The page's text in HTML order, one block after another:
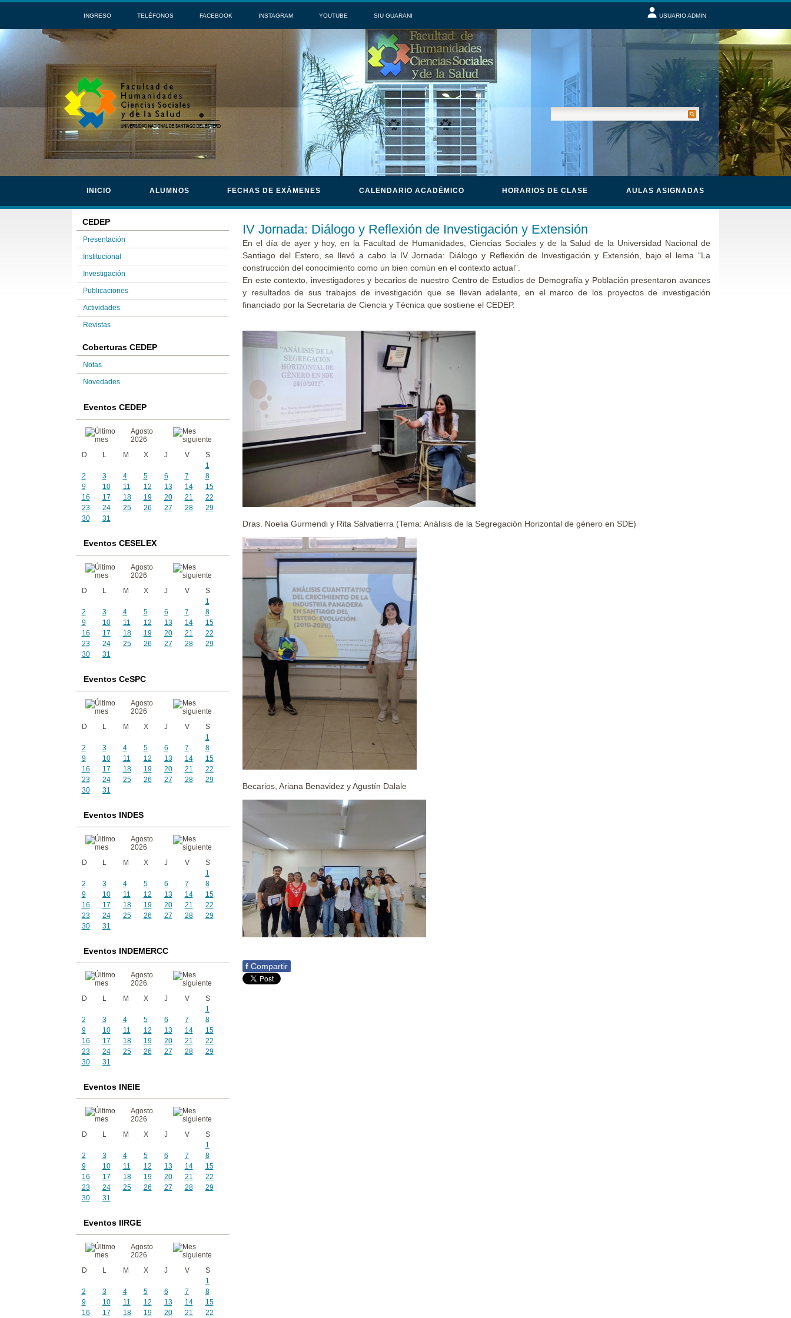
INGRESO TELÉFONOS FACEBOOK INSTAGRAM YOUTUBE SIU GUARANI USUARIO ADMIN
INICIO ALUMNOS FECHAS DE EXÁMENES CALENDARIO ACADÉMICO HORARIOS DE CLASE AULAS ASIGNADAS
CEDEP
Presentación
Institucional
Investigación
Publicaciones
Actividades
Revistas
Coberturas CEDEP
Notas
Novedades
Eventos CEDEP
Agosto
2026
D
L M X J V
S
1
2
3 4 5 6 7
8
9
10 11 12 13 14
15
16
17 18 19 20 21
22
23
24 25 26 27 28
29
30
31
Eventos CESELEX
Agosto
2026
D
L M X J V
S
1
2
3 4 5 6 7
8
9
10 11 12 13 14
15
16
17 18 19 20 21
22
23
24 25 26 27 28
29
30
31
Eventos CeSPC
Agosto
2026
D
L M X J V
S
1
2
3 4 5 6 7
8
9
10 11 12 13 14
15
16
17 18 19 20 21
22
23
24 25 26 27 28
29
30
31
Eventos INDES
Agosto
2026
D
L M X J V
S
1
2
3 4 5 6 7
8
9
10 11 12 13 14
15
16
17 18 19 20 21
22
23
24 25 26 27 28
29
30
31
Eventos INDEMERCC
Agosto
2026
D
L M X J V
S
1
2
3 4 5 6 7
8
9
10 11 12 13 14
15
16
17 18 19 20 21
22
23
24 25 26 27 28
29
30
31
Eventos INEIE
Agosto
2026
D
L M X J V
S
1
2
3 4 5 6 7
8
9
10 11 12 13 14
15
16
17 18 19 20 21
22
23
24 25 26 27 28
29
30
31
Eventos IIRGE
Agosto
2026
D
L M X J V
S
1
2
3 4 5 6 7
8
9
10 11 12 13 14
15
16
17 18 19 20 21 22
IV Jornada: Diálogo y Reflexión de Investigación y Extensión
En el día de ayer y hoy, en la Facultad de Humanidades, Ciencias Sociales y de la Salud de la Universidad Nacional de
Santiago del Estero, se llevó a cabo la IV Jornada: Diálogo y Reflexión de Investigación y Extensión, bajo el lema “La
construcción del conocimiento como un bien común en el contexto actual”.
En este contexto, investigadores y becarios de nuestro Centro de Estudios de Demografía y Población presentaron avances
y resultados de sus trabajos de investigación que se llevan adelante, en el marco de los proyectos de investigación
financiado por la Secretaria de Ciencia y Técnica que sostiene el CEDEP.
Dras. Noelia Gurmendi y Rita Salvatierra (Tema: Análisis de la Segregación Horizontal de género en SDE)
Becarios, Ariana Benavidez y Agustín Dalale
f Compartir